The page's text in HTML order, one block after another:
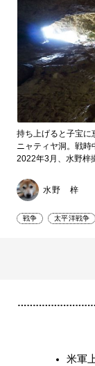
持ち上げると子宝に
ニャティヤ洞。戦
2022年3月、水野梓
水野 梓
戦争 太平洋戦争
米軍